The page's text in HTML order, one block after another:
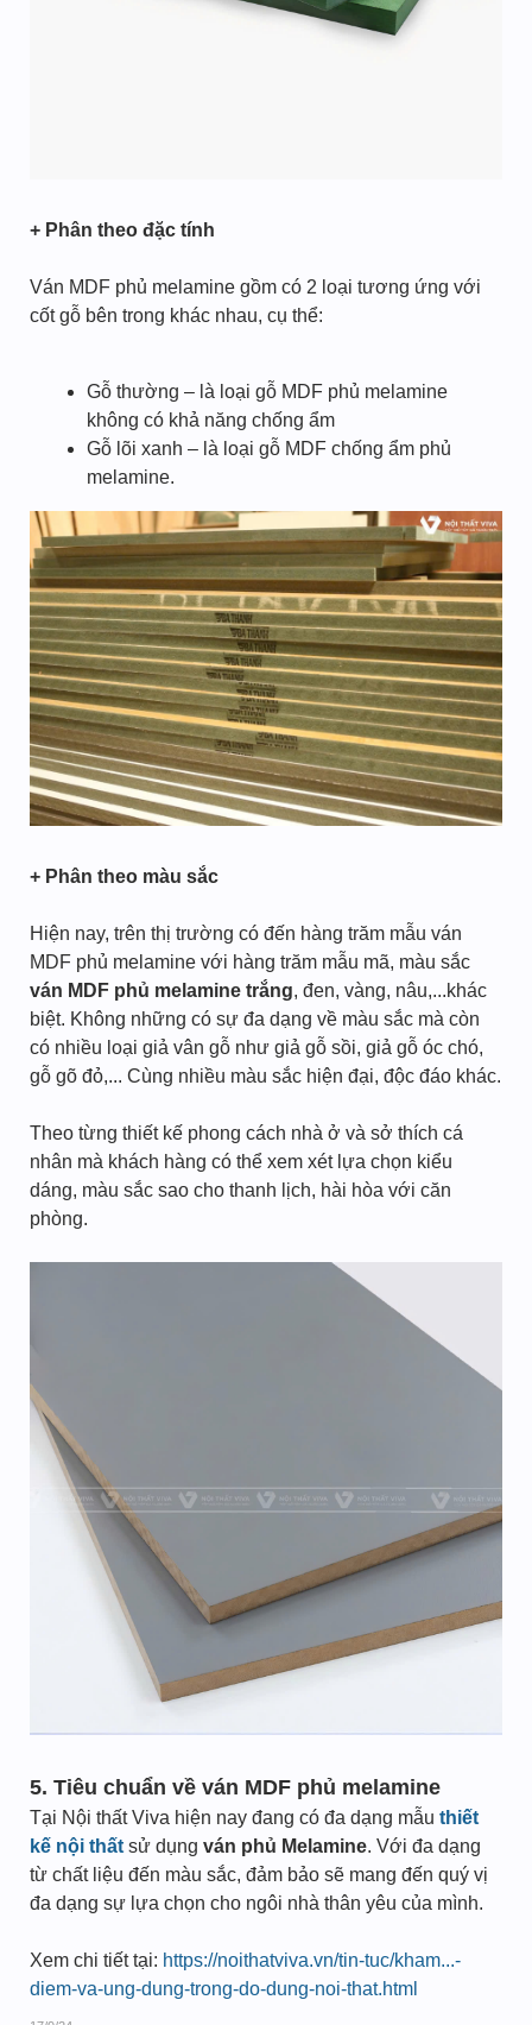
+ Phân theo đặc tính
Ván MDF phủ melamine gồm có 2 loại tương ứng với
cốt gỗ bên trong khác nhau, cụ thể:
Gỗ thường – là loại gỗ MDF phủ melamine
không có khả năng chống ẩm
Gỗ lõi xanh – là loại gỗ MDF chống ẩm phủ
melamine.
+ Phân theo màu sắc
Hiện nay, trên thị trường có đến hàng trăm mẫu ván
MDF phủ melamine với hàng trăm mẫu mã, màu sắc
ván MDF phủ melamine trắng, đen, vàng, nâu,...khác
biệt. Không những có sự đa dạng về màu sắc mà còn
có nhiều loại giả vân gỗ như giả gỗ sồi, giả gỗ óc chó,
gỗ gõ đỏ,... Cùng nhiều màu sắc hiện đại, độc đáo khác.
Theo từng thiết kế phong cách nhà ở và sở thích cá
nhân mà khách hàng có thể xem xét lựa chọn kiểu
dáng, màu sắc sao cho thanh lịch, hài hòa với căn
phòng.
5. Tiêu chuẩn về ván MDF phủ melamine
Tại Nội thất Viva hiện nay đang có đa dạng mẫu thiết
kế nội thất sử dụng ván phủ Melamine. Với đa dạng
từ chất liệu đến màu sắc, đảm bảo sẽ mang đến quý vị
đa dạng sự lựa chọn cho ngôi nhà thân yêu của mình.
Xem chi tiết tại: https://noithatviva.vn/tin-tuc/kham...-
diem-va-ung-dung-trong-do-dung-noi-that.html